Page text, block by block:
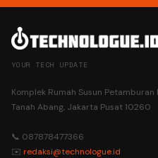
YOUR TECH UPDATE
Komplek Rumah Susun Petamburan
Tanah Abang, Jakarta Pusat 10260
📞 087878477366
✉️ redaksi@technologue.id